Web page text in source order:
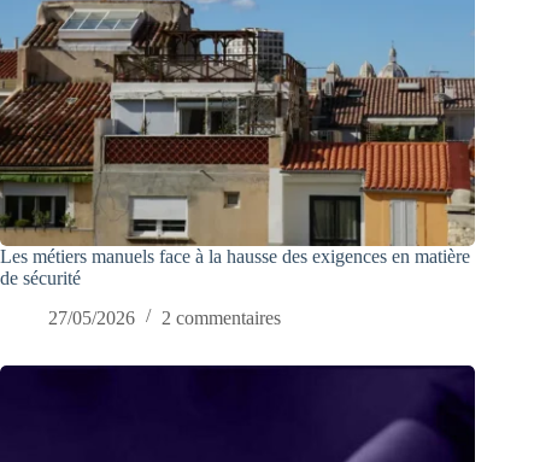
Les métiers manuels face à la hausse des exigences en matière
de sécurité
27/05/2026
2 commentaires